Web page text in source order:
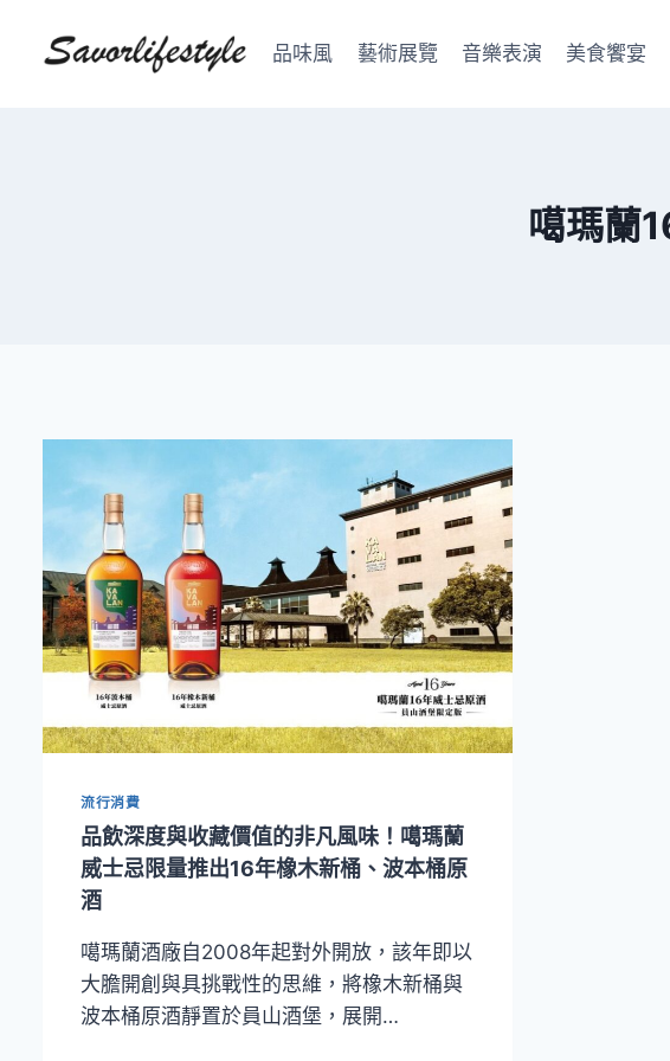
品味風 藝術展覽 音樂表演 美食饗宴
噶瑪蘭
流行消費
品飲深度與收藏價值的非凡風味！噶瑪蘭
威士忌限量推出16年橡木新桶、波本桶原
酒
噶瑪蘭酒廠自2008年起對外開放，該年即以
大膽開創與具挑戰性的思維，將橡木新桶與
波本桶原酒靜置於員山酒堡，展開…